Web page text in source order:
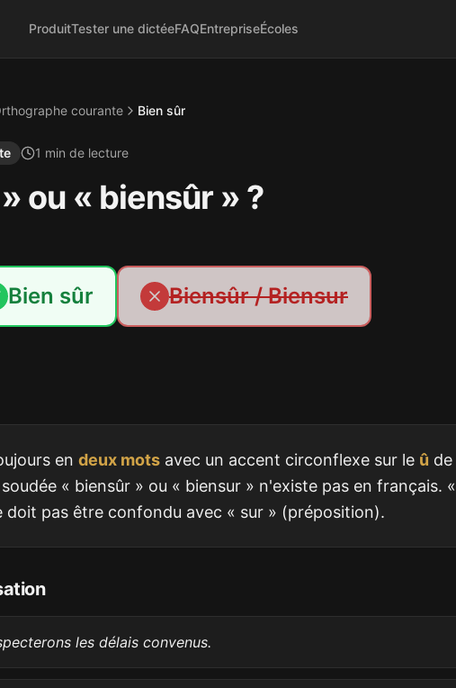
ProduitTester une dictéeFAQEntrepriseÉcoles
courante Bien sûr
1 min de lecture
ou « biensûr » ?
Bien sûr Biensûr / Biensur
en deux mots avec un accent circonflexe sur le û de
« biensûr » ou « biensur » n'existe pas en français. «
doit pas être confondu avec « sur » (préposition).
les délais convenus.